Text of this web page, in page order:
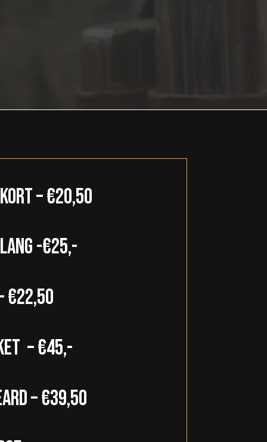
– €20,50
-€25,-
€22,50
– €45,-
– €39,50